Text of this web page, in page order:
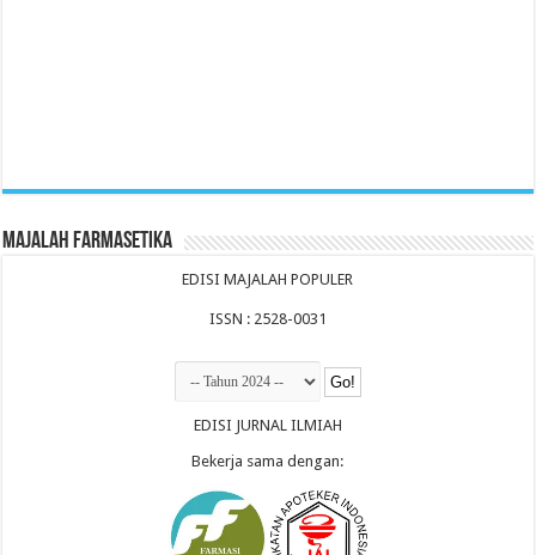
Majalah Farmasetika
EDISI MAJALAH POPULER
ISSN : 2528-0031
EDISI JURNAL ILMIAH
Bekerja sama dengan: